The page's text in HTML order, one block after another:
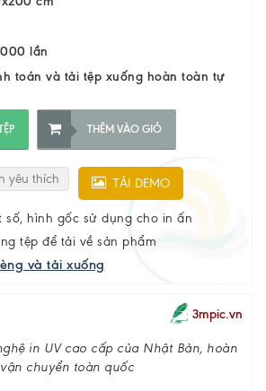
lần
toán và tải tệp xuống hoàn toàn tự
THÊM VÀO GIỎ
yêu thích TẢI DEMO
số, hình gốc sử dụng cho in ấn
tệp để tải về sản phẩm
và tải xuống
3mpic.vn
in UV cao cấp của Nhật Bản, hoàn
chuyển toàn quốc